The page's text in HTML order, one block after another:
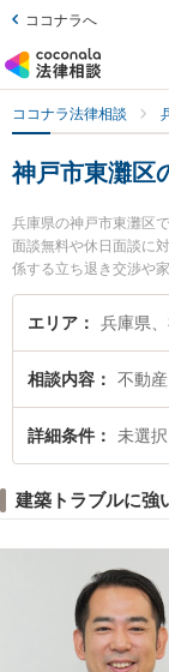
ココナラへ
ココナラ法律相談
神戸市東灘区
兵庫県の神戸市東灘区
面談無料や休日面談に
係する立ち退き交渉や
検索もでき便利です。
務所の山田 耕平弁護士
ラブルのトラブル解決
料で建築トラブルを法
い』などでお困りの相
エリア 兵庫県
相談内容 不動
詳細条件 未選択
建築トラブルに強